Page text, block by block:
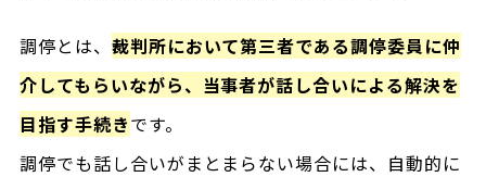
調停とは、 裁判所において第三者である調停委員に仲
介してもらいながら、当事者が話し合いによる解決を
目指す手続きです。
調停でも話し合いがまとまらない場合には、自動的に